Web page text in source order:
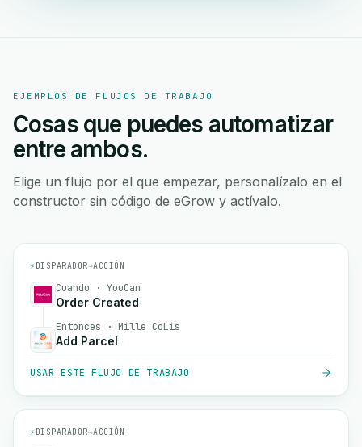
EJEMPLOS DE FLUJOS DE TRABAJO
Cosas que puedes automatizar
entre ambos.
Elige un flujo por el que empezar, personalízalo en el
constructor sin código de eGrow y actívalo.
⚡ DISPARADOR→ACCIÓN
Cuando · YouCan
Order Created
Entonces · Mille CoLis
Add Parcel
USAR ESTE FLUJO DE TRABAJO
⚡ DISPARADOR→ACCIÓN